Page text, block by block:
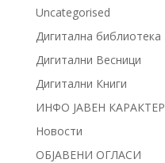
Uncategorised
Дигитална библиотека
Дигитални Весници
Дигитални Книги
ИНФО ЈАВЕН КАРАКТЕР
Новости
ОБЈАВЕНИ ОГЛАСИ